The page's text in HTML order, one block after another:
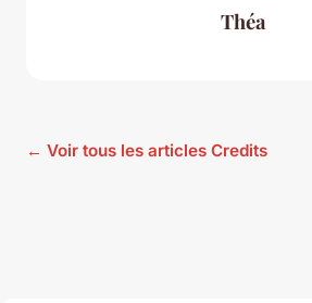
Théa
← Voir tous les articles Credits